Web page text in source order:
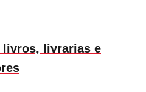
livros, livrarias e